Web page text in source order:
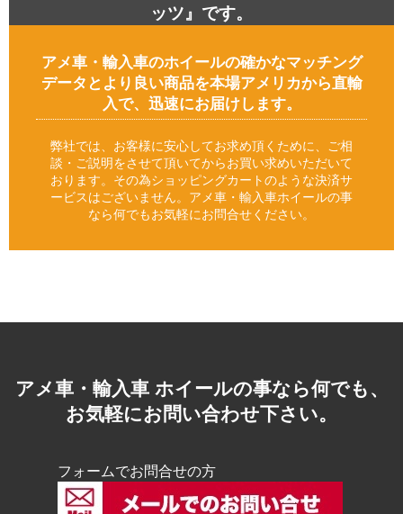
ッツ』です。
アメ車・輸入車のホイールの確かなマッチング
データとより良い商品を本場アメリカから直輸
入で、迅速にお届けします。
弊社では、お客様に安心してお求め頂くために、ご相
談・ご説明をさせて頂いてからお買い求めいただいて
おります。その為ショッピングカートのような決済サ
ービスはございません。アメ車・輸入車ホイールの事
なら何でもお気軽にお問合せください。
アメ車・輸入車 ホイールの事なら何でも、
お気軽にお問い合わせ下さい。
フォームでお問合せの方